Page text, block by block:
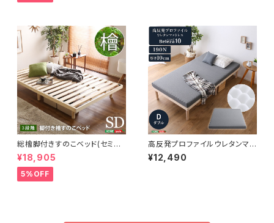
総檜脚付きすのこベッド(セミダ
ブル) 【Pierna-ピエルナ-】 L
HK-02SD
¥18,905
5%OFF
高反発プロファイルウレタンマッ
トレス【Beleza10-ベレーザ・テ
ン-】(ダブル) ORM-10D
¥12,490